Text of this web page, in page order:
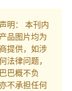
明： 本刊内
品图片均为
提供，如涉
法律问题，
巴概不负
不承担任何